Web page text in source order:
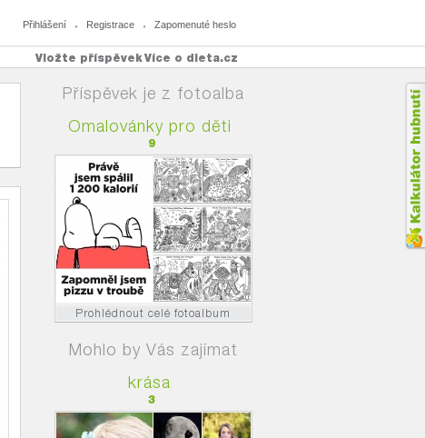
Přihlášení Registrace Zapomenuté heslo
Více o dieta.cz
Vložte příspěvek
Příspěvek je z fotoalba
Omalovánky pro děti
9
Prohlédnout celé fotoalbum
Mohlo by Vás zajímat
krása
3